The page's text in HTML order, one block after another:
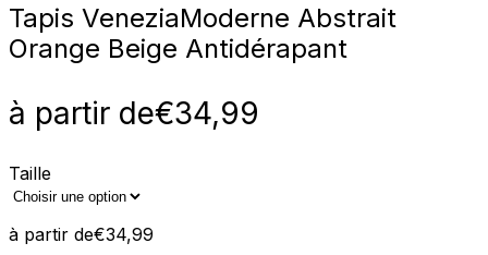
Tapis VeneziaModerne Abstrait
Orange Beige Antidérapant
à partir de€34,99
Taille
à partir de€34,99